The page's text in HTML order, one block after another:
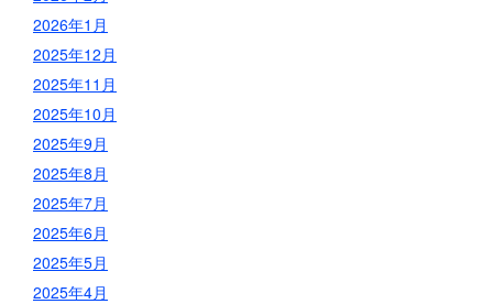
2026年1月
2025年12月
2025年11月
2025年10月
2025年9月
2025年8月
2025年7月
2025年6月
2025年5月
2025年4月